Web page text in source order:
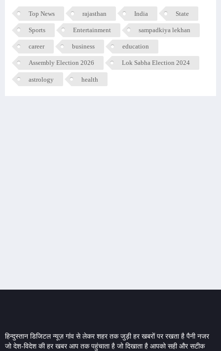
Top News rajasthan India State
Sports Entertainment sampadkiya lekhan
career business education
Assembly Election 2026 Lok Sabha Election 2024
astrology health
हिन्दुस्तान डिजिटल न्यूज़ गांव से लेकर शहर तक जुड़ी हर खबरों पर रखता है पैनी नजर
जो देश-विदेश की हर खबर आप तक पहुंचाता है जो दिखाता है आपको सही और सटीक